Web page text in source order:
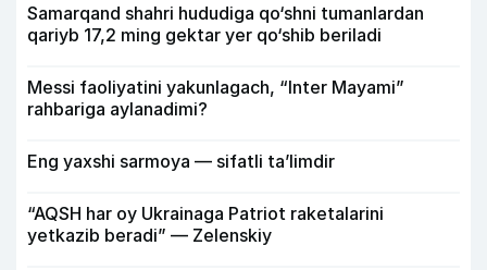
Samarqand shahri hududiga qo‘shni tumanlardan
qariyb 17,2 ming gektar yer qo‘shib beriladi
Messi faoliyatini yakunlagach, “Inter Mayami”
rahbariga aylanadimi?
Eng yaxshi sarmoya — sifatli ta’limdir
“AQSH har oy Ukrainaga Patriot raketalarini
yetkazib beradi” — Zelenskiy